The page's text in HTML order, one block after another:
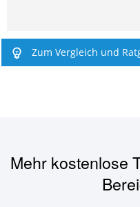
Zum Vergleich und
Mehr kostenlose